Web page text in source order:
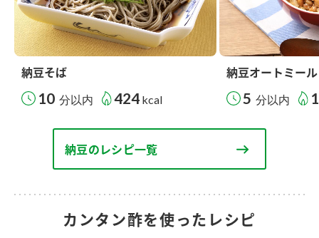
納豆そば
10 分以内 424 kcal
納豆オートミール
5 分以内
納豆のレシピ一覧
カンタン酢を使ったレシピ